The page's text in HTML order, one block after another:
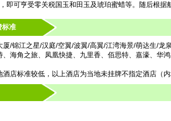
即可亨受零关税国玉和田玉及琥珀蜜蜡等。随后根据
标准
厦/锦江之星/汉庭/空翼/波翼/高翼/江湾海景/萌达生/龙
、海角之旅、凤凰快捷、九里香、佰思特、嘉濠、华
酒店标准较低，以上酒店为当地未挂牌不指定酒店（